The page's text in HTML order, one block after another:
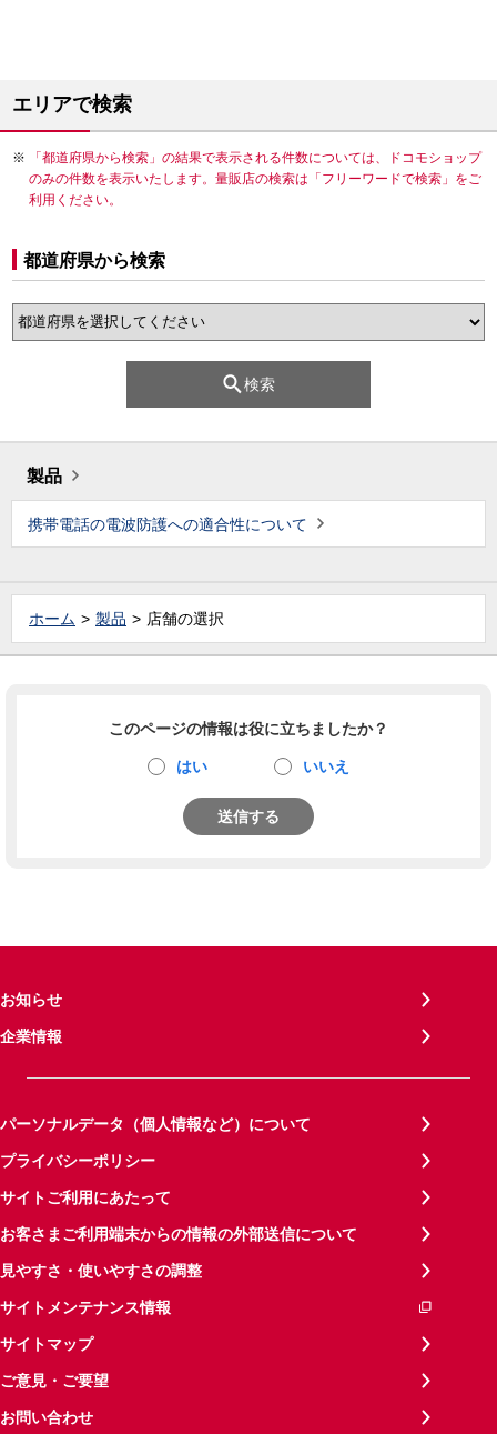
エリアで検索
「都道府県から検索」の結果で表示される件数については、ドコモショップ
のみの件数を表示いたします。量販店の検索は「フリーワードで検索」をご
利用ください。
都道府県から検索
検索
製品
携帯電話の電波防護への適合性について
ホーム 製品 店舗の選択
このページの情報は役に立ちましたか？
はい いいえ
送信する
お知らせ
企業情報
パーソナルデータ（個人情報など）について
プライバシーポリシー
サイトご利用にあたって
お客さまご利用端末からの情報の外部送信について
見やすさ・使いやすさの調整
サイトメンテナンス情報
サイトマップ
ご意見・ご要望
お問い合わせ